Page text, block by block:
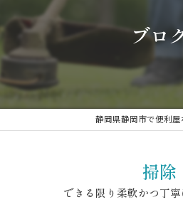
ブロ
静岡県静岡市で便利
掃除
できる限り柔軟かつ丁